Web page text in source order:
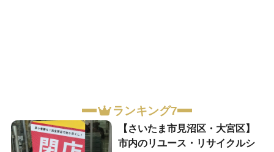
ランキング7
【さいたま市見沼区・大宮区】
市内のリユース・リサイクルシ